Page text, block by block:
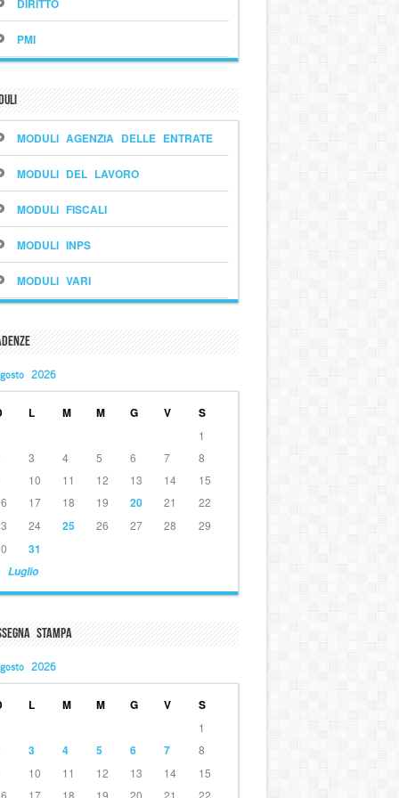
DIRITTO
PMI
MODULI AGENZIA DELLE ENTRATE
MODULI DEL LAVORO
MODULI FISCALI
MODULI INPS
MODULI VARI
2026
L M M G V S
Luglio
1
3 4 5 6 7
8
10 11 12 13 14
15
17 18 19 20 21
22
24 25 26 27 28
29
31
Stampa
2026
L M M G V S
1
3 4 5 6 7
8
10 11 12 13 14
15
17 18 19 20 21 22